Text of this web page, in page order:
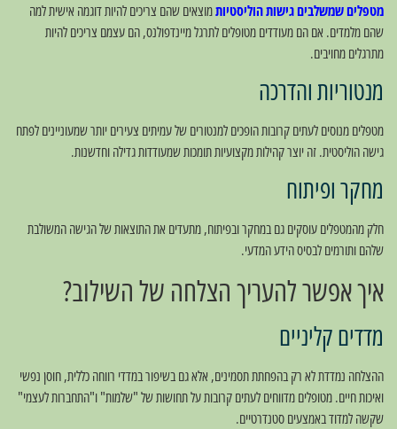
מטפלים שמשלבים גישות הוליסטיותמוצאים שהם צריכים להיות דוגמה אישית למה
שהם מלמדים. אם הם מעודדים מטופלים לתרגל מיינדפולנס, הם עצמם צריכים להיות
מתרגלים מחויבים.
מנטוריות והדרכה
מטפלים מנוסים לעתים קרובות הופכים למנטורים של עמיתים צעירים יותר שמעוניינים לפתח
גישה הוליסטית. זה יוצר קהילות מקצועיות תומכות שמעודדות גדילה וחדשנות.
מחקר ופיתוח
חלק מהמטפלים עוסקים גם במחקר ובפיתוח, מתעדים את התוצאות של הגישה המשולבת
שלהם ותורמים לבסיס הידע המדעי.
איך אפשר להעריך הצלחה של השילוב?
מדדים קליניים
ההצלחה נמדדת לא רק בהפחתת תסמינים, אלא גם בשיפור במדדי רווחה כללית, חוסן נפשי
ואיכות חיים. מטופלים מדווחים לעתים קרובות על תחושות של "שלמות" ו"התחברות לעצמי"
שקשה למדוד באמצעים סטנדרטיים.